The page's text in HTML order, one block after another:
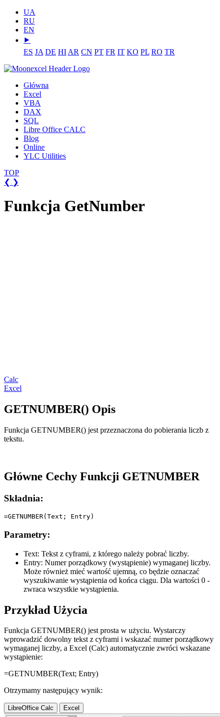
UA
RU
EN
⯈
ES JA DE HI AR CN PT FR IT KO PL RO TR
Główna
Excel
VBA
DAX
SQL
Libre Office CALC
Blog
Online
YLC Utilities
TOP
❮ ❯
Funkcja GetNumber
Calc
Excel
GETNUMBER() Opis
Funkcja GETNUMBER() jest przeznaczona do pobierania liczb z
tekstu.
Główne Cechy Funkcji GETNUMBER
Składnia:
Parametry:
Text: Tekst z cyframi, z którego należy pobrać liczby.
Entry: Numer porządkowy (wystąpienie) wymaganej liczby.
Może również mieć wartość ujemną, co będzie oznaczać
wyszukiwanie wystąpienia od końca ciągu. Dla wartości 0 -
zwraca wszystkie wystąpienia.
Przykład Użycia
Funkcja GETNUMBER() jest prosta w użyciu. Wystarczy
wprowadzić dowolny tekst z cyframi i wskazać numer porządkowy
wymaganej liczby, a Excel (Calc) automatycznie zwróci wskazane
wystąpienie:
=GETNUMBER(Text; Entry)
Otrzymamy następujący wynik:
LibreOffice Calc Excel